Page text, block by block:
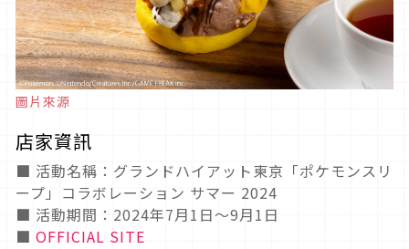
圖片來源
店家資訊
■ 活動名稱：グランドハイアット東京「ポケモンスリ
ープ」コラボレーション サマー 2024
■ 活動期間：2024年7月1日～9月1日
■ OFFICIAL SITE